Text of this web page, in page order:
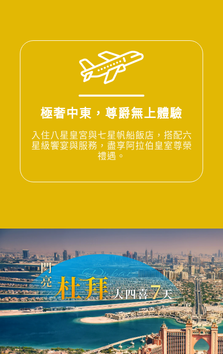
極奢中東，尊爵無上體驗
入住八星皇宮與七星帆船飯店，搭配六
星級饗宴與服務，盡享阿拉伯皇室尊榮
禮遇。